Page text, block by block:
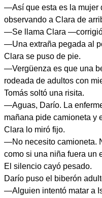
—Así que esta es la
observando a Clara de
—Se llama Clara
—Una extraña pegada al
Clara se puso de pie.
—Vergüenza es que una
rodeada de adultos con
Tomás soltó una risita.
—Aguas, Darío. La
mañana pide camioneta y
Clara lo miró fijo.
—No necesito camioneta.
como si una niña fuera un
El silencio cayó pesado.
Darío puso el biberón
—Alguien intentó matar a